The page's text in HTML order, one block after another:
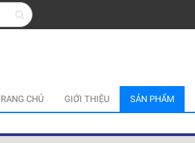
CHỦ GIỚI THIỆU SẢN PHẨM